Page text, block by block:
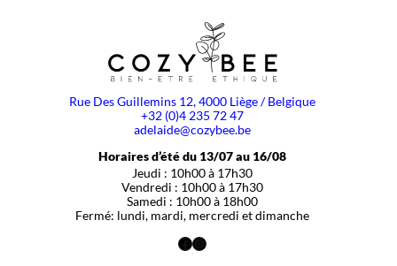
Rue Des Guillemins 12, 4000 Liège / Belgique
+32 (0)4 235 72 47
adelaide@cozybee.be
Horaires d’été du 13/07 au 16/08
Jeudi : 10h00 à 17h30
Vendredi : 10h00 à 17h30
Samedi : 10h00 à 18h00
Fermé: lundi, mardi, mercredi et dimanche
Facebook
Instagram